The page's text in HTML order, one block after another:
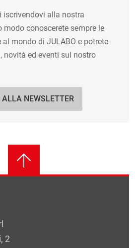
iscrivendovi alla nostra
modo conoscerete sempre le
mondo di JULABO e potrete
novità ed eventi sul nostro
ALLA NEWSLETTER
2